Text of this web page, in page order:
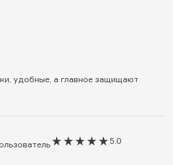
удобные, а главное защищают
5.0